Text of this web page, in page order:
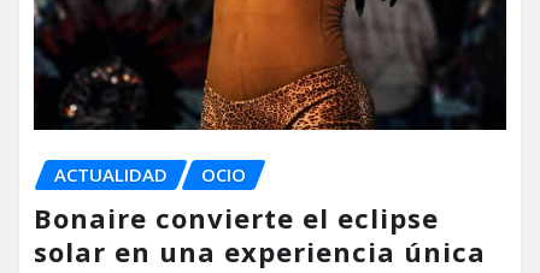
ACTUALIDAD OCIO
Bonaire convierte el eclipse
solar en una experiencia única